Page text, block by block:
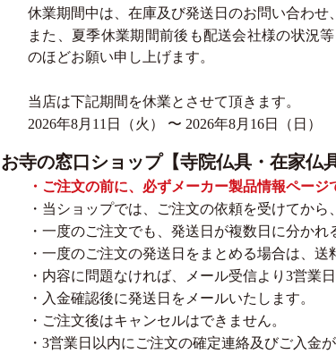
休業期間中は、在庫及び発送日のお問い合わせ
また、夏季休業期間前後も配送会社様の状況
のほどお願い申し上げます。
当店は下記期間を休業とさせて頂きます。
2026年8月11日（火） 〜 2026年8月16日（日）
お寺の窓口ショップ【寺院仏具・在家仏
・ご注文の前に、必ずメーカー製品情報ページ
・当ショップでは、ご注文の依頼を受けてか
・一度のご注文でも、発送日が複数日に分か
・一度のご注文の発送日をまとめる場合は、
・内容に問題なければ、メール受信より3営業
・入金確認後に発送日をメールいたします。
・ご注文後はキャンセルはできません。
・3営業日以内にご注文の確定連絡及びご入金